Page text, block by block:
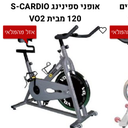
אופני ספינינג S-CARDIO
120 מבית VO2